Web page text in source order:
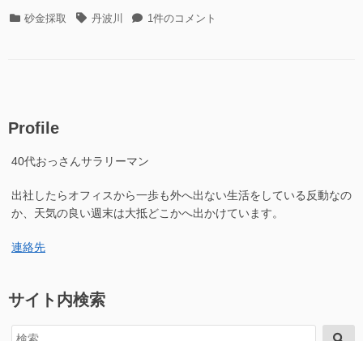
カ 砂金採取
タ 丹波川
丹
1件のコメント
Profile
40代おっさんサラリーマン
出社したらオフィスから一歩も外へ出ない生活をしている反動なの
か、天気の良い週末は大抵どこかへ出かけています。
連絡先
サイト内検索
検